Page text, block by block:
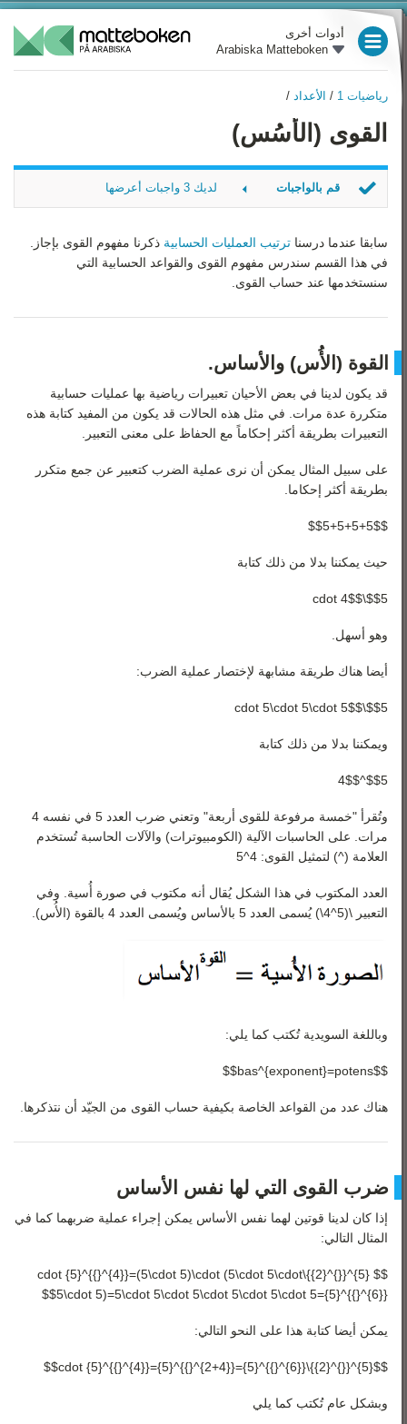
أدوات أخرى
Arabiska Matteboken
رياضيات 1 / الأعداد /
القوى (الأُسُس)
قم بالواجبات لديك 3 واجبات أعرضها
القاعدة الصحيحة 2
القاعدة الصحيحة 3
سابقا عندما درسنا ترتيب العمليات الحسابية ذكرنا مفهوم القوى بإجاز.
في هذا القسم سندرس مفهوم القوى والقواعد الحسابية التي
سنستخدمها عند حساب القوى.
القوة (الأُس) والأساس.
قد يكون لدينا في بعض الأحيان تعبيرات رياضية بها عمليات حسابية
متكررة عدة مرات. في مثل هذه الحالات قد يكون من المفيد كتابة هذه
التعبيرات بطريقة أكثر إحكاماً مع الحفاظ على معنى التعبير.
على سبيل المثال يمكن أن نرى عملية الضرب كتعبير عن جمع متكرر
بطريقة أكثر إحكاما.
$$5+5+5+5$$
حيث يمكننا بدلا من ذلك كتابة
$$5\cdot 4$$
وهو أسهل.
أيضا هناك طريقة مشابهة لإختصار عملية الضرب:
$$5\cdot 5\cdot 5\cdot 5$$
ويمكننا بدلا من ذلك كتابة
$$5^4$$
وتُقرأ "خمسة مرفوعة للقوى أربعة" وتعني ضرب العدد 5 في نفسه 4
مرات. على الحاسبات الآلية (الكومبيوترات) والآلات الحاسبة تُستخدم
العلامة (^) لتمثيل القوى: 4^5
العدد المكتوب في هذا الشكل يُقال أنه مكتوب في صورة أُسية. وفي
التعبير \(5^4\) يُسمى العدد 5 بالأساس ويُسمى العدد 4 بالقوة (الأُس).
وباللغة السويدية تُكتب كما يلي:
$$bas^{exponent}=potens$$
هناك عدد من القواعد الخاصة بكيفية حساب القوى من الجيّد أن نتذكرها.
ضرب القوى التي لها نفس الأساس
إذا كان لدينا قوتين لهما نفس الأساس يمكن إجراء عملية ضربهما كما في
المثال التالي:
$$ {5}^{{}^{2}}\cdot {5}^{{}^{4}}=(5\cdot 5)\cdot (5\cdot 5\cdot
5\cdot 5)=5\cdot 5\cdot 5\cdot 5\cdot 5\cdot 5={5}^{{}^{6}}$$
يمكن أيضا كتابة هذا على النحو التالي:
$${5}^{{}^{2}}\cdot {5}^{{}^{4}}={5}^{{}^{2+4}}={5}^{{}^{6}}$$
وبشكل عام تُكتب كما يلي
العام الدراسي 4
العام الدراسي 5
العام الدراسي 6
العام الدراسي 8
العام الدراسي 9
رياضيات 1
نظرة عامة
الأعداد
الهندسة
الجبر
الدوال
رياضيات 2
رياضيات 3
رياضيات 4
رياضيات 5